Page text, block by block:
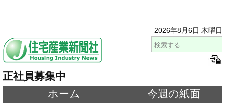
2026年8月6日 木曜日
正社員募集中
ホーム
今週の紙面